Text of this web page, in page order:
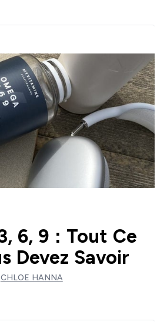
6, 9 : Tout Ce
Devez Savoir
CHLOE HANNA